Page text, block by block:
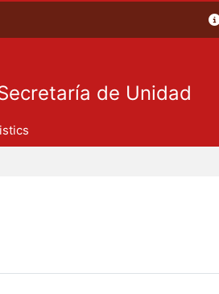
de Unidad